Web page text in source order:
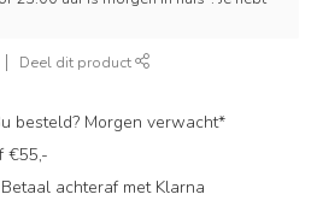
Deel dit product
besteld? Morgen verwacht*
€55,-
achteraf met Klarna